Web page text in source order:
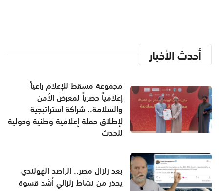
أحدث الأخبار
مجموعة مسقط للإعلام راعياً
إعلامياً حصرياً لمعرض الأمن
والسلامة.. شراكة استراتيجية
لإطلاق حملة إعلامية وطنية ودولية
للحدث
بعد زلزال مصر.. الراصد الهولندي
يحذر من نشاط زلزالي أشد قسوة